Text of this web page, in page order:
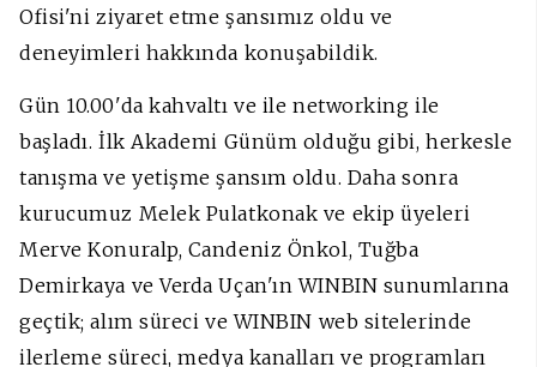
Ofisi'ni ziyaret etme şansımız oldu ve
deneyimleri hakkında konuşabildik.
Gün 10.00'da kahvaltı ve ile networking ile
başladı. İlk Akademi Günüm olduğu gibi, herkesle
tanışma ve yetişme şansım oldu. Daha sonra
kurucumuz Melek Pulatkonak ve ekip üyeleri
Merve Konuralp, Candeniz Önkol, Tuğba
Demirkaya ve Verda Uçan'ın WINBIN sunumlarına
geçtik; alım süreci ve WINBIN web sitelerinde
ilerleme süreci, medya kanalları ve programları